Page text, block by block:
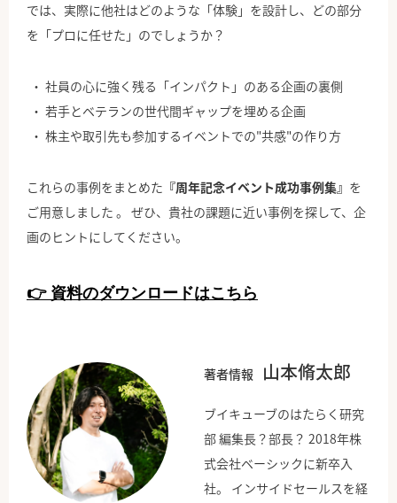
では、実際に他社はどのような「体験」を設計し、どの部分
を「プロに任せた」のでしょうか？
社員の心に強く残る「インパクト」のある企画の裏側
若手とベテランの世代間ギャップを埋める企画
株主や取引先も参加するイベントでの"共感"の作り方
これらの事例をまとめた 『周年記念イベント成功事例集』 を
ご用意しました 。 ぜひ、貴社の課題に近い事例を探して、企
画のヒントにしてください。
👉 資料のダウンロードはこちら
著者情報 山本脩太郎
ブイキューブのはたらく研究
部 編集長？部長？ 2018年株
式会社ベーシックに新卒入
社。 インサイドセールスを経